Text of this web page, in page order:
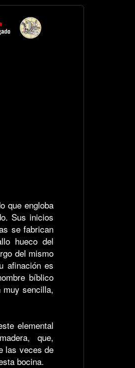
que engloba
Sus inicios
se fabrican
hueco del
del mismo
afinación es
bíblico
sencilla,
elemental
que,
las veces de
bocina.